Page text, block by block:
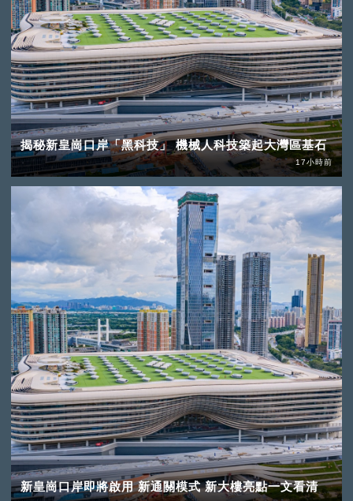
揭秘新皇崗口岸「黑科技」 機械人科技築起大灣區基石
17小時前
新皇崗口岸即將啟用 新通關模式 新大樓亮點一文看清